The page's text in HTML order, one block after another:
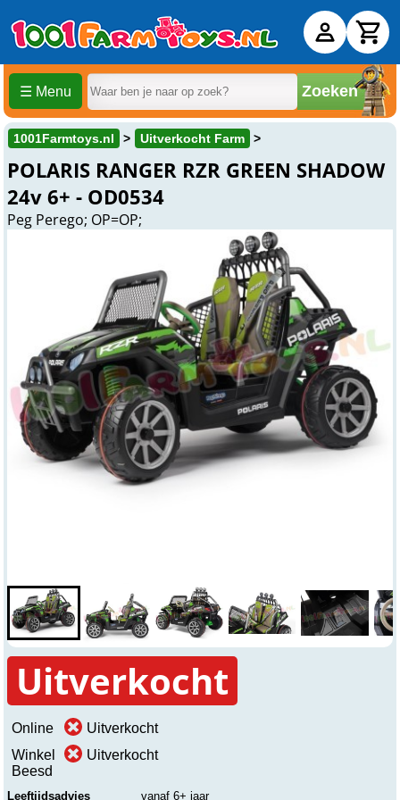
☰ Menu Zoeken
1001Farmtoys.nl Uitverkocht Farm
POLARIS RANGER RZR GREEN SHADOW
24v 6+ - OD0534
Peg Perego; OP=OP;
Uitverkocht
Online
Uitverkocht
Winkel
Beesd
Uitverkocht
Leeftijdsadvies vanaf 6+ jaar